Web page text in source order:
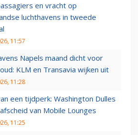
en vracht op
luchthavens in tweede
11:57
Napels maand dicht voor
KLM en Transavia wijken uit
11:28
een tijdperk: Washington Dulles
van Mobile Lounges
11:25